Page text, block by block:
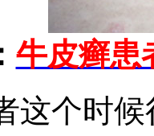
牛皮癣患
这个时